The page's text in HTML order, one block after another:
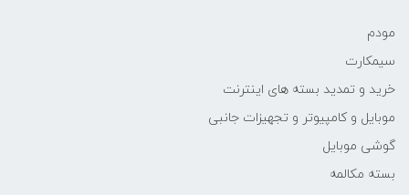
مودم
سیمکارت
خرید و تمدید بسته های اینترنت
موبایل و کامپیوتر و تجهیزات جانبی
گوشی موبایل
بسته مکالمه